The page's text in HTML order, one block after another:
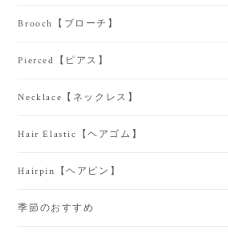
Brooch【ブローチ】
Pierced【ピアス】
Necklace【ネックレス】
Hair Elastic【ヘアゴム】
Hairpin【ヘアピン】
季節のおすすめ